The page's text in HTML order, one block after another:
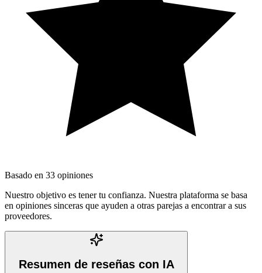
Basado en 33 opiniones
Nuestro objetivo es tener tu confianza. Nuestra plataforma se basa
en opiniones sinceras que ayuden a otras parejas a encontrar a sus
proveedores.
Resumen de reseñas con IA